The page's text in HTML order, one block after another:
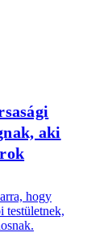
aki
hogy
testületnek,